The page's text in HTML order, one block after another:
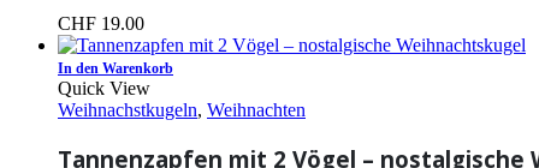
CHF 19.00
In den Warenkorb
Quick View
Weihnachstkugeln, Weihnachten
Tannenzapfen mit 2 Vögel – nostalgische